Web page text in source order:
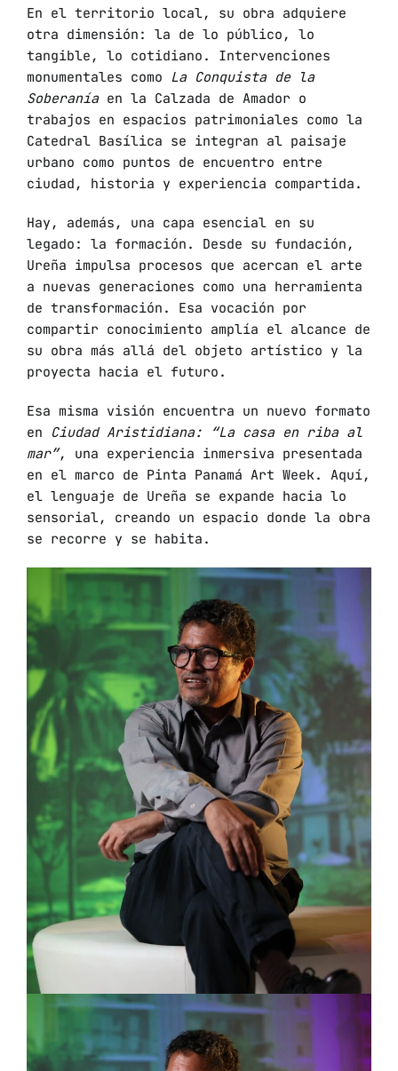
En el territorio local, su obra adquiere
otra dimensión: la de lo público, lo
tangible, lo cotidiano. Intervenciones
monumentales como La Conquista de la
Soberaníaen la Calzada de Amador o
trabajos en espacios patrimoniales como la
Catedral Basílica se integran al paisaje
urbano como puntos de encuentro entre
ciudad, historia y experiencia compartida.
Hay, además, una capa esencial en su
legado: la formación. Desde su fundación,
Ureña impulsa procesos que acercan el arte
a nuevas generaciones como una herramienta
de transformación. Esa vocación por
compartir conocimiento amplía el alcance de
su obra más allá del objeto artístico y la
proyecta hacia el futuro.
Esa misma visión encuentra un nuevo formato
en Ciudad Aristidiana: “La casa en riba al
mar”, una experiencia inmersiva presentada
en el marco de Pinta Panamá Art Week. Aquí,
el lenguaje de Ureña se expande hacia lo
sensorial, creando un espacio donde la obra
se recorre y se habita.